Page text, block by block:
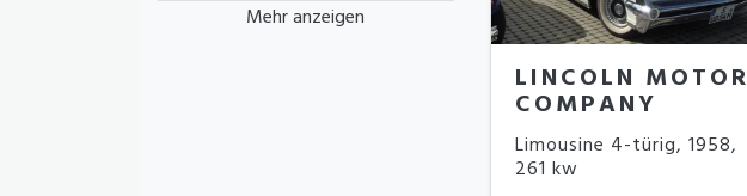
Mehr anzeigen
LINCOLN MOTOR
COMPANY
Limousine 4-türig, 1958,
261 kw